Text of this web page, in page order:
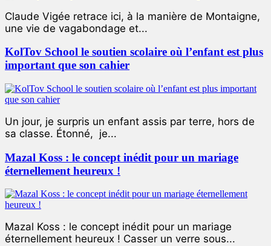
Claude Vigée retrace ici, à la manière de Montaigne,
une vie de vagabondage et...
KolTov School le soutien scolaire où l’enfant est plus
important que son cahier
Un jour, je surpris un enfant assis par terre, hors de
sa classe. Étonné, je...
Mazal Koss : le concept inédit pour un mariage
éternellement heureux !
Mazal Koss : le concept inédit pour un mariage
éternellement heureux ! Casser un verre sous...